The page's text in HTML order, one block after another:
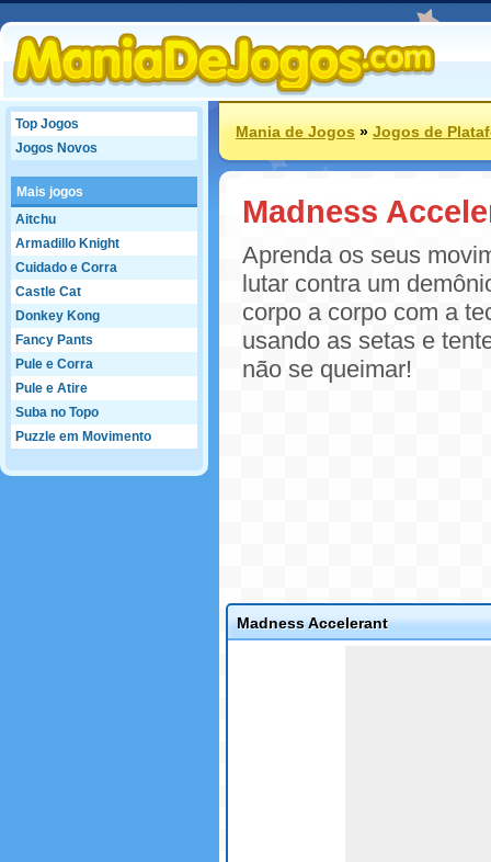
Top Jogos
Jogos Novos
Mais jogos
Aitchu
Armadillo Knight
Cuidado e Corra
Castle Cat
Donkey Kong
Fancy Pants
Pule e Corra
Pule e Atire
Suba no Topo
Puzzle em Movimento
Mania de Jogos»Jogos de
Madness
Aprenda os seus
lutar contra um
corpo a corpo com a
usando as setas e
não se queimar!
Madness Accelerant